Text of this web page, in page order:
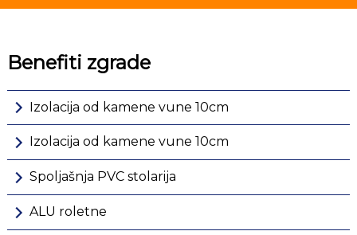
Benefiti zgrade
Izolacija od kamene vune 10cm
Izolacija od kamene vune 10cm
Spoljašnja PVC stolarija
ALU roletne